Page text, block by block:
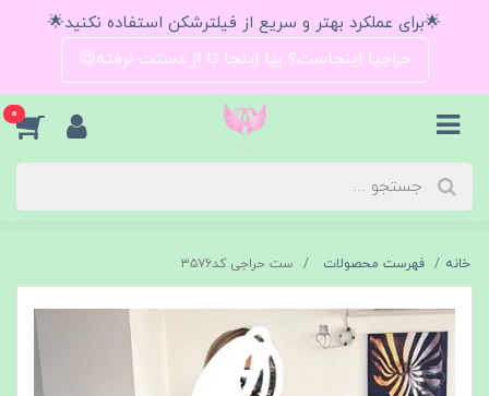
🌟برای عملکرد بهتر و سریع از فیلترشکن استفاده نکنید🌟
حراجیا اینجاست؟ بیا اینجا تا از دستت نرفته😍
0
خانه فهرست محصولات ست حراجی کد۳۵۷۶